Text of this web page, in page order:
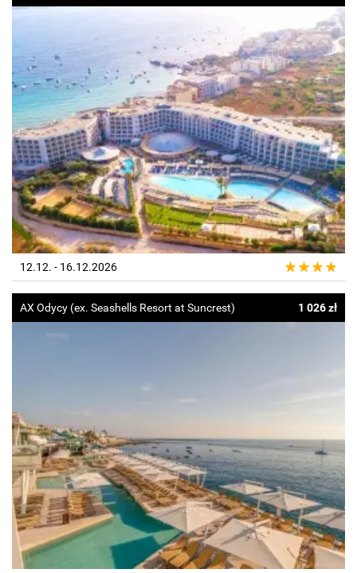
12.12. - 16.12.2026
AX Odycy (ex. Seashells Resort at Suncrest) 1 026 zł